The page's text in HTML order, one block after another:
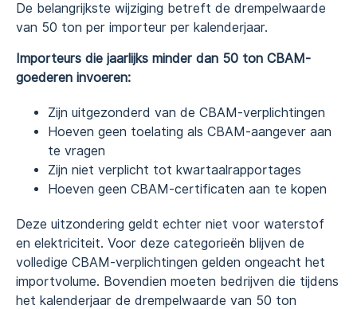
De belangrijkste wijziging betreft de drempelwaarde
van 50 ton per importeur per kalenderjaar.
Importeurs die jaarlijks minder dan 50 ton CBAM-
goederen invoeren:
Zijn uitgezonderd van de CBAM-verplichtingen
Hoeven geen toelating als CBAM-aangever aan
te vragen
Zijn niet verplicht tot kwartaalrapportages
Hoeven geen CBAM-certificaten aan te kopen
Deze uitzondering geldt echter niet voor waterstof
en elektriciteit. Voor deze categorieën blijven de
volledige CBAM-verplichtingen gelden ongeacht het
importvolume. Bovendien moeten bedrijven die tijdens
het kalenderjaar de drempelwaarde van 50 ton